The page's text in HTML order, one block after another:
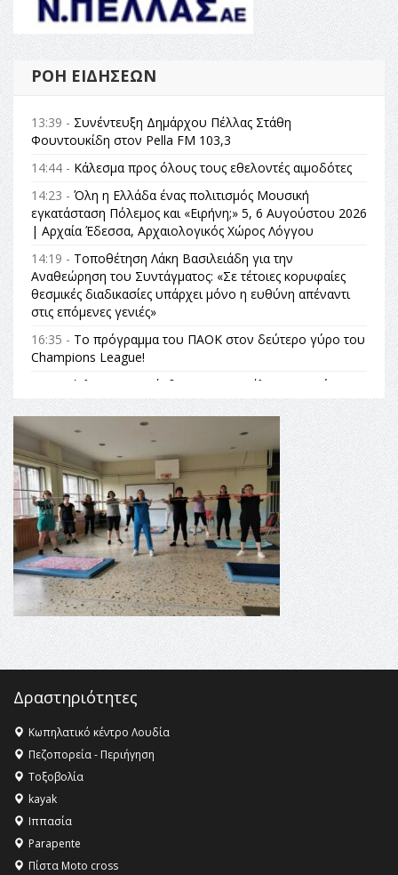
ΡΟΉ ΕΙΔΉΣΕΩΝ
13:39 - Συνέντευξη Δημάρχου Πέλλας Στάθη
Φουντουκίδη στον Pella FM 103,3
14:44 - Κάλεσμα προς όλους τους εθελοντές αιμοδότες
14:23 - Όλη η Ελλάδα ένας πολιτισμός Μουσική
εγκατάσταση Πόλεμος και «Ειρήνη;» 5, 6 Αυγούστου 2026
| Αρχαία Έδεσσα, Αρχαιολογικός Χώρος Λόγγου
14:19 - Τοποθέτηση Λάκη Βασιλειάδη για την
Αναθεώρηση του Συντάγματος: «Σε τέτοιες κορυφαίες
θεσμικές διαδικασίες υπάρχει μόνο η ευθύνη απέναντι
στις επόμενες γενιές»
16:35 - Το πρόγραμμα του ΠΑΟΚ στον δεύτερο γύρο του
Champions League!
Όλυμπος: Εντάχθηκε στον Κατάλογο Παγκόσμιας
Κληρονομιάς της UNESCO – Ομόφωνη η απόφαση Ο
Όλυμπος αναγνωρίστηκε ως φυσικό και πολιτιστικό
αγαθό εξέχουσας οικουμενικής αξίας για την
ανθρωπότητα
16:18 -ΕΝΟΡΙΑΚΕΣ ΚΑΛΟΚΑΙΡΙΝΕΣ ΔΡΑΣΕΙΣ ΓΙΑ ΠΑΙΔΙΑ
ΣΤΗΝ ΕΔΕΣΣΑ
16:15 -Εργασίες συντήρησης οδοφωτισμού στην Ενωτική
Οδό Σίνδου από την Περιφέρεια Κεντρικής Μακεδονίας
11:36 -Λάκης Βασιλειάδης, Συνέντευξη PellaFm 103,3 για
το Μουσείο της Πέλλας, Λουτρά Πόζαρ και Χιονοδρομικό
18:09 -Αυτό το καλοκαίρι δίνουμε ραντεβού στο πιο
όμορφο θερινό σινεμά της Ελλάδας!
Δραστηριότητες
Κωπηλατικό κέντρο Λουδία
Πεζοπορεία - Περιήγηση
Τοξοβολία
kayak
Ιππασία
Parapente
Πίστα Moto cross